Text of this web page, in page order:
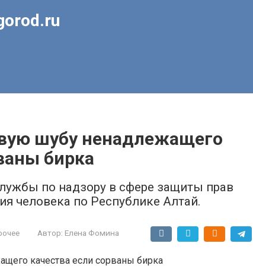
шубу ненадлежащего
бирка
по надзору в сфере защиты прав
человека по Республике Алтай.
Автор: Елена Фомина